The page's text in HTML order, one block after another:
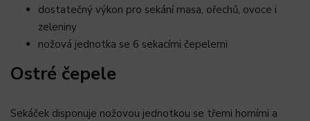
dostatečný výkon pro sekání masa, ořechů, ovoce i
zeleniny
nožová jednotka se 6 sekacími čepelemi
Ostré čepele
Sekáček disponuje nožovou jednotkou se třemi horními a